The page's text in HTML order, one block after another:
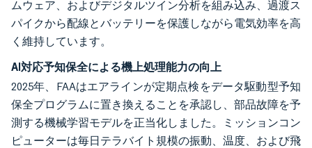
ムウェア、およびデジタルツイン分析を組み込み、過渡ス
パイクから配線とバッテリーを保護しながら電気効率を高
く維持しています。
AI対応予知保全による機上処理能力の向上
2025年、FAAはエアラインが定期点検をデータ駆動型予知
保全プログラムに置き換えることを承認し、部品故障を予
測する機械学習モデルを正当化しました。ミッションコン
ピューターは毎日テラバイト規模の振動、温度、および飛